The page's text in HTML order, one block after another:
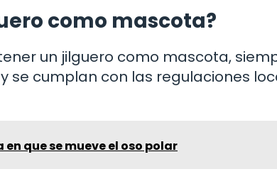
como mascota?
un jilguero como mascota,
se cumplan con las regulaciones
en que se mueve el oso polar